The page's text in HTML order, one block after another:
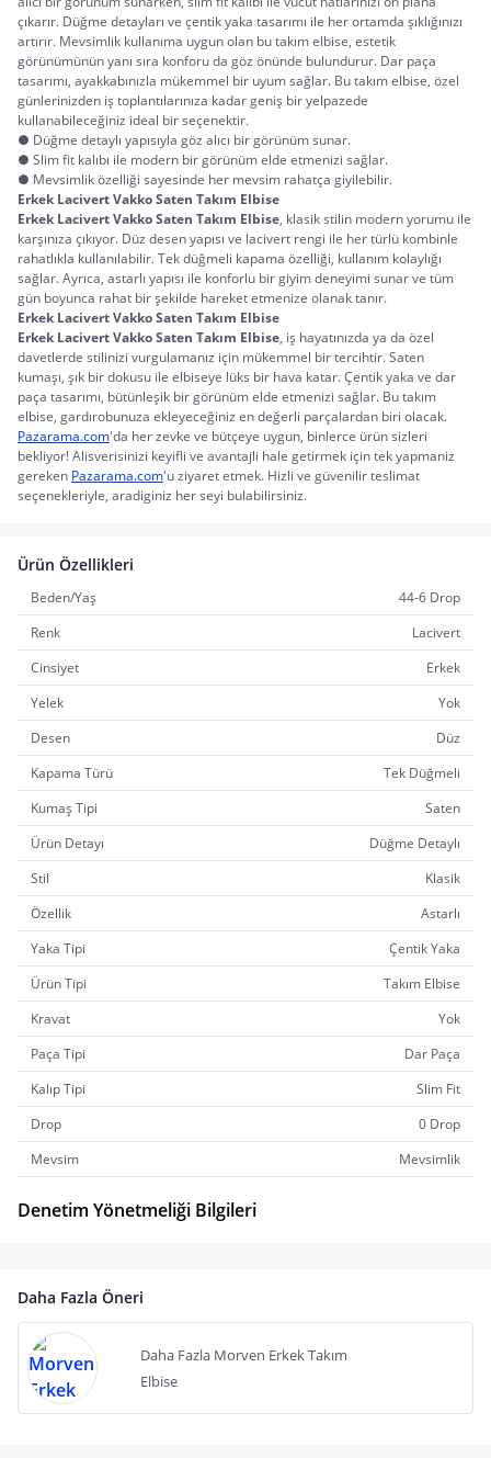
çıkarır. Düğme detayları ve çentik yaka tasarımı ile her ortamda şıklığınızı
artırır. Mevsimlik kullanıma uygun olan bu takım elbise, estetik
görünümünün yanı sıra konforu da göz önünde bulundurur. Dar paça
tasarımı, ayakkabınızla mükemmel bir uyum sağlar. Bu takım elbise, özel
günlerinizden iş toplantılarınıza kadar geniş bir yelpazede
kullanabileceğiniz ideal bir seçenektir.
● Düğme detaylı yapısıyla göz alıcı bir görünüm sunar.
● Slim fit kalıbı ile modern bir görünüm elde etmenizi sağlar.
● Mevsimlik özelliği sayesinde her mevsim rahatça giyilebilir.
Erkek Lacivert Vakko Saten Takım Elbise
Erkek Lacivert Vakko Saten Takım Elbise, klasik stilin modern yorumu ile
karşınıza çıkıyor. Düz desen yapısı ve lacivert rengi ile her türlü kombinle
rahatlıkla kullanılabilir. Tek düğmeli kapama özelliği, kullanım kolaylığı
sağlar. Ayrıca, astarlı yapısı ile konforlu bir giyim deneyimi sunar ve tüm
gün boyunca rahat bir şekilde hareket etmenize olanak tanır.
Erkek Lacivert Vakko Saten Takım Elbise
Erkek Lacivert Vakko Saten Takım Elbise, iş hayatınızda ya da özel
davetlerde stilinizi vurgulamanız için mükemmel bir tercihtir. Saten
kumaşı, şık bir dokusu ile elbiseye lüks bir hava katar. Çentik yaka ve dar
paça tasarımı, bütünleşik bir görünüm elde etmenizi sağlar. Bu takım
elbise, gardırobunuza ekleyeceğiniz en değerli parçalardan biri olacak.
Pazarama.com'da her zevke ve bütçeye uygun, binlerce ürün sizleri
bekliyor! Alisverisinizi keyifli ve avantajli hale getirmek için tek yapmaniz
gereken Pazarama.com'u ziyaret etmek. Hizli ve güvenilir teslimat
seçenekleriyle, aradiginiz her seyi bulabilirsiniz.
Ürün Özellikleri
Beden/Yaş
44-6 Drop
Renk
Lacivert
Cinsiyet
Erkek
Yelek
Yok
Desen
Düz
Kapama Türü
Tek Düğmeli
Kumaş Tipi
Saten
Ürün Detayı
Düğme Detaylı
Stil
Klasik
Özellik
Astarlı
Yaka Tipi
Çentik Yaka
Ürün Tipi
Takım Elbise
Kravat
Yok
Paça Tipi
Dar Paça
Kalıp Tipi
Slim Fit
Drop
0 Drop
Mevsim
Mevsimlik
Denetim Yönetmeliği Bilgileri
Daha Fazla Öneri
Daha Fazla Morven Erkek Takım
Elbise